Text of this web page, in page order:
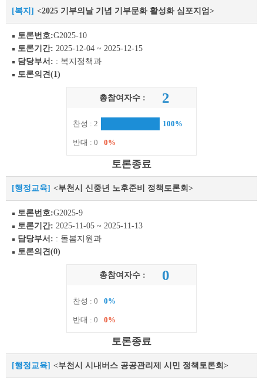
[복지] <2025 기부의날 기념 기부문화 활성화 심포지엄>
토론번호:G2025-10
토론기간: 2025-12-04 ~ 2025-12-15
담당부서: : 복지정책과
토론의견(1)
총참여자수 : 2
찬성 : 2 100%
반대 : 0 0%
토론종료
[행정교육] <부천시 신중년 노후준비 정책토론회>
토론번호:G2025-9
토론기간: 2025-11-05 ~ 2025-11-13
담당부서: : 돌봄지원과
토론의견(0)
총참여자수 : 0
찬성 : 0 0%
반대 : 0 0%
토론종료
[행정교육] <부천시 시내버스 공공관리제 시민 정책토론회>